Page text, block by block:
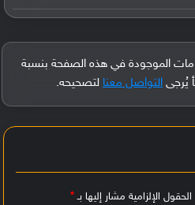
الموجودة في هذه الصفحة بنسبة
التواصل معنا لتصحيحه.
الحقول الإلزامية مشار إليها بـ*